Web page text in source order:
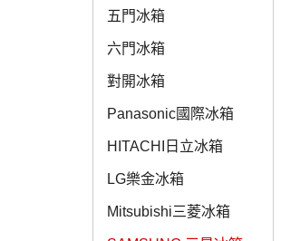
五門冰箱
六門冰箱
對開冰箱
Panasonic國際冰箱
HITACHI日立冰箱
LG樂金冰箱
Mitsubishi三菱冰箱